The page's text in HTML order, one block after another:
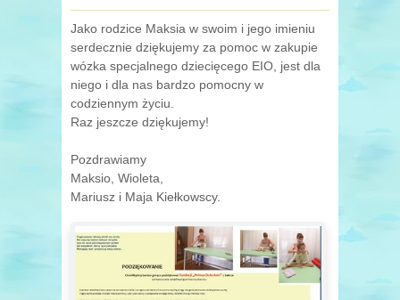
Jako rodzice Maksia w swoim i jego imieniu
serdecznie dziękujemy za pomoc w zakupie
wózka specjalnego dziecięcego EIO, jest dla
niego i dla nas bardzo pomocny w
codziennym życiu.
Raz jeszcze dziękujemy!
Pozdrawiamy
Maksio, Wioleta,
Mariusz i Maja Kiełkowscy.